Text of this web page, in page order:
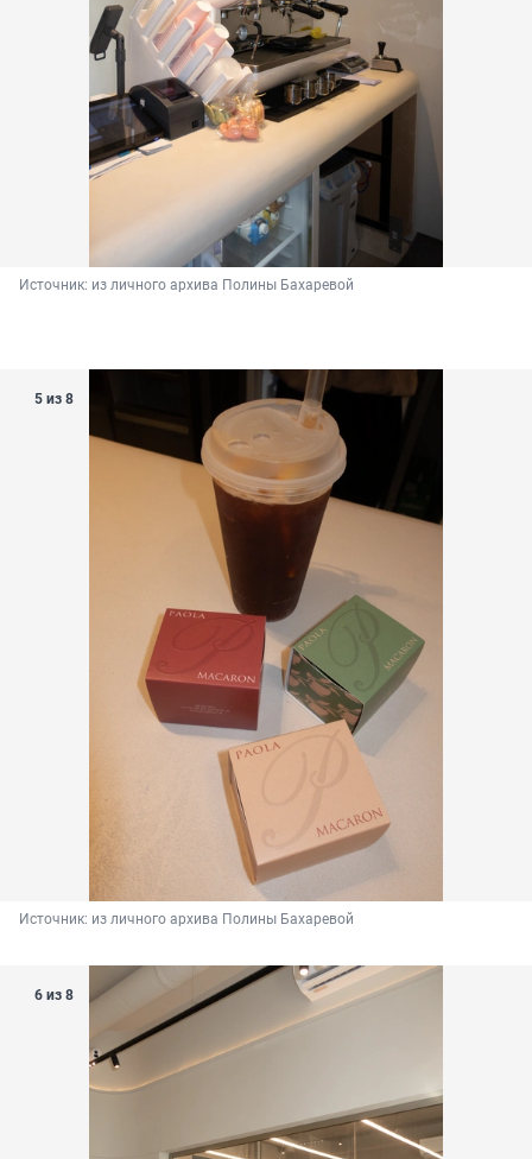
Источник: из личного архива Полины Бахаревой
5 из 8
Источник: из личного архива Полины Бахаревой
6 из 8